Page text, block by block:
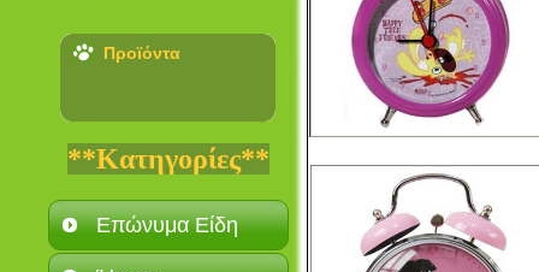
Προϊόντα
**Κατηγορίες**
Επώνυμα Είδη